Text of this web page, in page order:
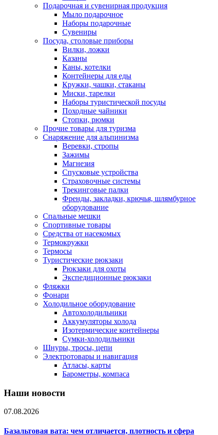
Подарочная и сувенирная продукция
Мыло подарочное
Наборы подарочные
Сувениры
Посуда, столовые приборы
Вилки, ложки
Казаны
Каны, котелки
Контейнеры для еды
Кружки, чашки, стаканы
Миски, тарелки
Наборы туристической посуды
Походные чайники
Стопки, рюмки
Прочие товары для туризма
Снаряжение для альпинизма
Веревки, стропы
Зажимы
Магнезия
Спусковые устройства
Страховочные системы
Трекинговые палки
Френды, закладки, крючья, шлямбурное
оборудование
Спальные мешки
Спортивные товары
Средства от насекомых
Термокружки
Термосы
Туристические рюкзаки
Рюкзаки для охоты
Экспедиционные рюкзаки
Фляжки
Фонари
Холодильное оборудование
Автохолодильники
Аккумуляторы холода
Изотермические контейнеры
Сумки-холодильники
Шнуры, тросы, цепи
Электротовары и навигация
Атласы, карты
Барометры, компаса
Наши новости
07.08.2026
Базальтовая вата: чем отличается, плотность и сфера